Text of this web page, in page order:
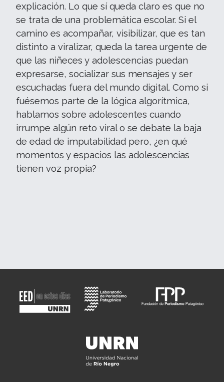
explicación. Lo que sí queda claro es que no
se trata de una problemática escolar. Si el
camino es acompañar, visibilizar, que es tan
distinto a viralizar, queda la tarea urgente de
que las niñeces y adolescencias puedan
expresarse, socializar sus mensajes y ser
escuchadas fuera del mundo digital. Como si
fuésemos parte de la lógica algorítmica,
hablamos sobre adolescentes cuando
irrumpe algún reto viral o se debate la baja
de edad de imputabilidad pero, ¿en qué
momentos y espacios las adolescencias
tienen voz propia?